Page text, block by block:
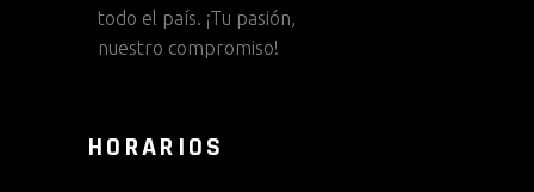
todo el país. ¡Tu pasión,
nuestro compromiso!
HORARIOS